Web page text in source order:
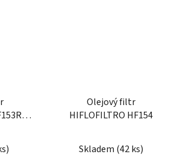
Olejový filtr
HIFLOFILTRO HF154
Skladem (42 ks)